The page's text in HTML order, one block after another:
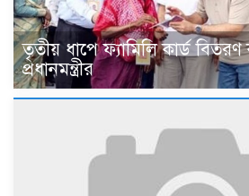
তৃতীয় ধাপে ফ্যামিলি কার্ড বিতরণ
প্রধানমন্ত্রীর